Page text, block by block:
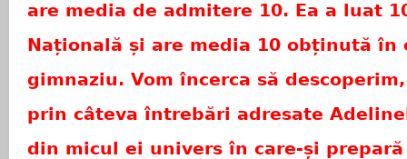
are media de admitere 10. Ea a luat
Națională și are media 10 obținută în
gimnaziu. Vom încerca să
prin câteva întrebări adresate
din micul ei univers în care-și